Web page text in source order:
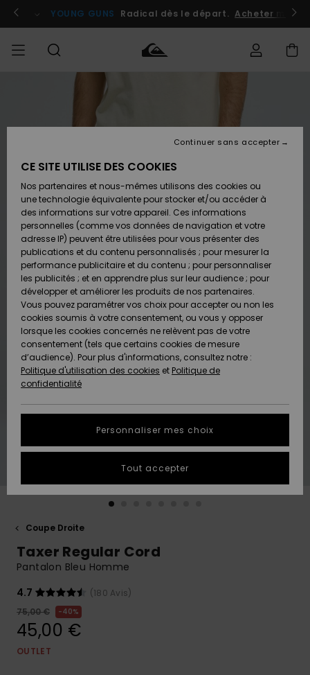
l'information
le
Se connecter / s'inscrire
YOUNG GUNS Radical dès le départ. Acheter
Vêtements
Chaussures
& Tongs
Surf
Snow
Nouveautés
A
Découvrir
Vêtements
Chaussures
& Tongs
Surf
Snow
Nouveautés
A
Découvrir
FEMME
Shop
A
Découvrir
Snow
SURF
Surf
Surf
Shop
Enfant
Highlights
Communauté
SNOW
Snow
Snow
Shop
Enfant
Snow
Shop
Femme
A
Découvrir
Communauté
OUTLET
Outlet
Enfant
Outlet
Femme
AIDE &
CONTACT
Accéder à
ma
Retours
Paiement
Carte
Cadeau
Quiksilver
Freedom
Protection
des
tailles
conversation
plus rapide
à votre
Démarrer
MAGASINS
QUIKSILVER
Coupe Droite
Taxer Regular Cord
Pantalon Bleu Homme
4.7
(180 Avis)
75,00 €
40%
45,00 €
OUTLET
CE SITE UTILISE DES COOKIES
Nos partenaires et nous-mêmes utilisons des cookies ou
une technologie équivalente pour stocker et/ou accéder à
des informations sur votre appareil. Ces informations
personnelles (comme vos données de navigation et votre
adresse IP) peuvent être utilisées pour vous présenter des
publications et du contenu personnalisés ; pour mesurer la
performance publicitaire et du contenu ; pour personnaliser
les publicités ; et en apprendre plus sur leur audience ; pour
développer et améliorer les produits de nos partenaires.
Vous pouvez paramétrer vos choix pour accepter ou non les
cookies soumis à votre consentement, ou vous y opposer
lorsque les cookies concernés ne relèvent pas de votre
consentement (tels que certains cookies de mesure
d’audience). Pour plus d'informations, consultez notre :
Politique d'utilisation des cookies et Politique de
confidentialité
Personnaliser mes choix
Continuer sans accepter
Tout accepter